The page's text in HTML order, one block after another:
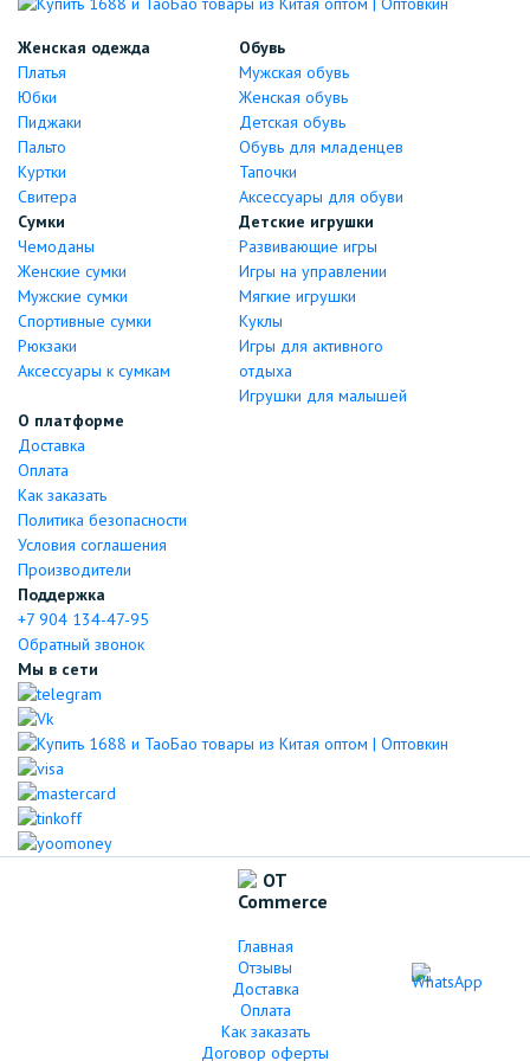
Женская одежда
Платья
Юбки
Пиджаки
Пальто
Куртки
Свитера
Обувь
Мужская обувь
Женская обувь
Детская обувь
Обувь для младенцев
Тапочки
Аксессуары для обуви
Сумки
Чемоданы
Женские сумки
Мужские сумки
Спортивные сумки
Рюкзаки
Аксессуары к сумкам
Детские игрушки
Развивающие игры
Игры на управлении
Мягкие игрушки
Куклы
Игры для активного
отдыха
Игрушки для малышей
О платформе
Доставка
Оплата
Как заказать
Политика безопасности
Условия соглашения
Производители
Поддержка
+7 904 134-47-95
Обратный звонок
Мы в сети
Главная
Отзывы
Доставка
Оплата
Как заказать
Договор оферты